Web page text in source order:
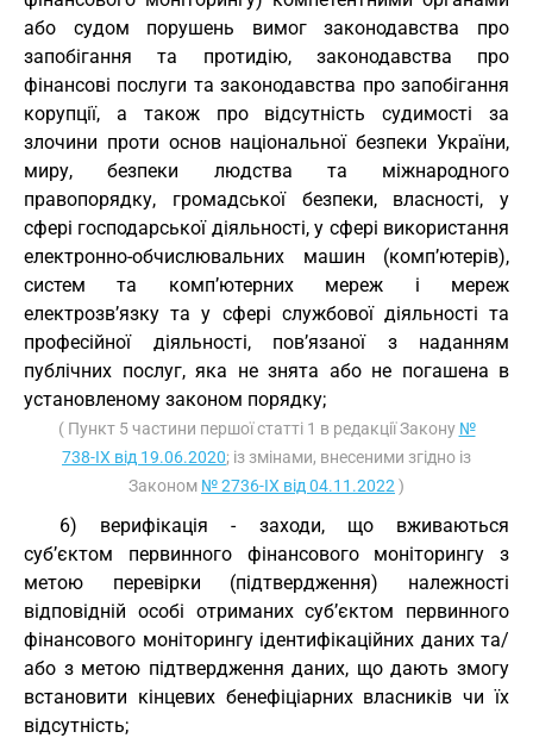
або судом порушень вимог законодавства про
запобігання та протидію, законодавства про
фінансові послуги та законодавства про запобігання
корупції, а також про відсутність судимості за
злочини проти основ національної безпеки України,
миру, безпеки людства та міжнародного
правопорядку, громадської безпеки, власності, у
сфері господарської діяльності, у сфері використання
електронно-обчислювальних машин (комп’ютерів),
систем та комп’ютерних мереж і мереж
електрозв’язку та у сфері службової діяльності та
професійної діяльності, пов’язаної з наданням
публічних послуг, яка не знята або не погашена в
установленому законом порядку;
( Пункт 5 частини першої статті 1 в редакції Закону №
738-IX від 19.06.2020; із змінами, внесеними згідно із
Законом № 2736-IX від 04.11.2022 )
6) верифікація - заходи, що вживаються
суб’єктом первинного фінансового моніторингу з
метою перевірки (підтвердження) належності
відповідній особі отриманих суб’єктом первинного
фінансового моніторингу ідентифікаційних даних та/
або з метою підтвердження даних, що дають змогу
встановити кінцевих бенефіціарних власників чи їх
відсутність;